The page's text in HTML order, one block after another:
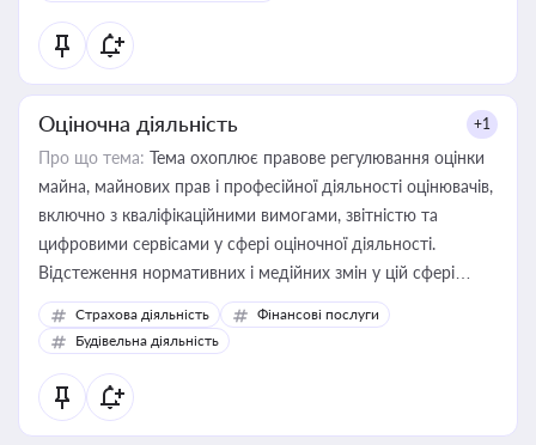
Оціночна діяльність +1
Про що тема: Тема охоплює правове регулювання оцінки
майна, майнових прав і професійної діяльності оцінювачів,
включно з кваліфікаційними вимогами, звітністю та
цифровими сервісами у сфері оціночної діяльності.
Відстеження нормативних і медійних змін у цій сфері
корисне для власника бізнесу, керівника, юриста або
бухгалтера під час оподаткування, приватизації, оренди
державного майна, корпоративних угод і перевірки
статусу суб'єктів оціночної діяльності
Страхова діяльність
Фінансові послуги
Будівельна діяльність